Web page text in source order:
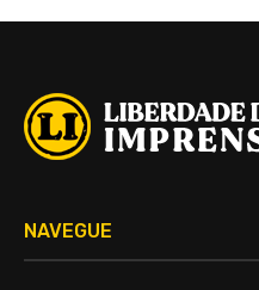
NAVEGUE